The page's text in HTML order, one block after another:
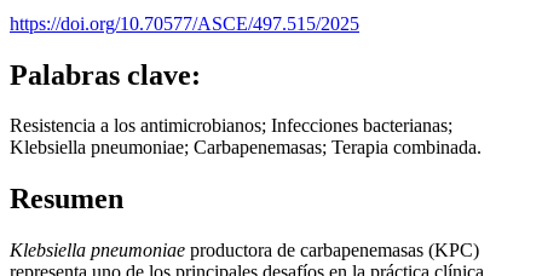
https://doi.org/10.70577/ASCE/497.515/2025
Palabras clave:
Resistencia a los antimicrobianos; Infecciones bacterianas;
Klebsiella pneumoniae; Carbapenemasas; Terapia combinada.
Resumen
Klebsiella pneumoniae productora de carbapenemasas (KPC)